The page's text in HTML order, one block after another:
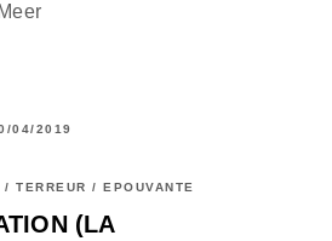
04/2019
/ TERREUR / EPOUVANTE
(LA